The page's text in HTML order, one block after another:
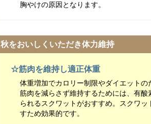
胸やけの原因となります。
秋をおいしくいただき体力維持
☆筋肉を維持し適正体重
体重増加でカロリー制限やダイエットの
筋肉を減らさず維持するためには、有
られるスクワットがおすすめ。スクワ
すため効果的です。